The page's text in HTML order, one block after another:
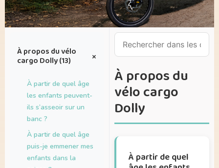
À propos du vélo
cargo Dolly (13) +
À partir de quel âge
les enfants peuvent-
ils s’asseoir sur un
banc ?
À partir de quel âge
puis-je emmener mes
enfants dans la
À propos du
vélo cargo
Dolly
À partir de quel